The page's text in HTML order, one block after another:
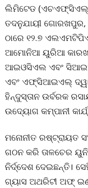
ଲିମିଟେଡ
ତଦନୁଯାୟୀ ଗୋରଖପୁର,
ଠାରେ ୧୨.୭
ଆମୋନିଆ ୟୁରିଆ
ଆଇଓସିଏଲ ଏବଂ
ଏବଂ ଏଫ୍ସିଆଇଏଲ୍
ହିନ୍ଦୁସ୍ତାନ ଉର୍ବରକ
ଉଦ୍ୟୋଗ କମ୍ପାନୀ
ମନୋନୀତ ରଷ୍ଟ୍ରାୟତ
ଗଠନ କରି ତାଳଚେର
ନିର୍ଦ୍ଦେଶ ଦେଇଛନ୍ତି।
ଗ୍ୟାସ ଅଥରିଟୀ ଅଫ୍